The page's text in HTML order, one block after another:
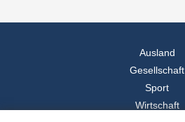
Ausland
Gesellschaft
Sport
Wirtschaft